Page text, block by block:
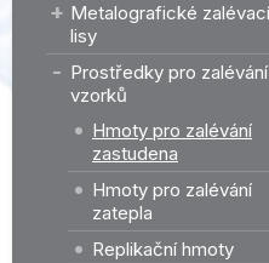
Metalografické zalévací
lisy
Prostředky pro zalévání
vzorků
Hmoty pro zalévání
zastudena
Hmoty pro zalévání
zatepla
Replikační hmoty